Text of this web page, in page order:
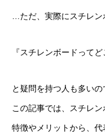
…ただ、実際にスチレ
『スチレンボードって
と疑問を持つ人も多いの
この記事では、スチレ
特徴やメリットから、